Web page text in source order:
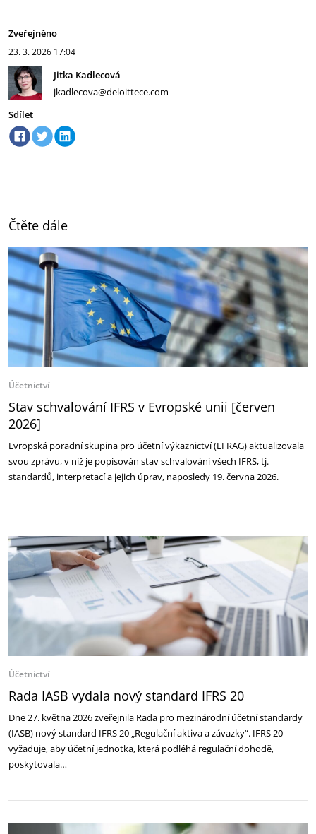
Zveřejněno
23. 3. 2026 17:04
Jitka Kadlecová
jkadlecova@deloittece.com
Sdílet
Čtěte dále
Účetnictví
Stav schvalování IFRS v Evropské unii [červen
2026]
Evropská poradní skupina pro účetní výkaznictví (EFRAG) aktualizovala
svou zprávu, v níž je popisován stav schvalování všech IFRS, tj.
standardů, interpretací a jejich úprav, naposledy 19. června 2026.
Účetnictví
Rada IASB vydala nový standard IFRS 20
Dne 27. května 2026 zveřejnila Rada pro mezinárodní účetní standardy
(IASB) nový standard IFRS 20 „Regulační aktiva a závazky“. IFRS 20
vyžaduje, aby účetní jednotka, která podléhá regulační dohodě,
poskytovala…